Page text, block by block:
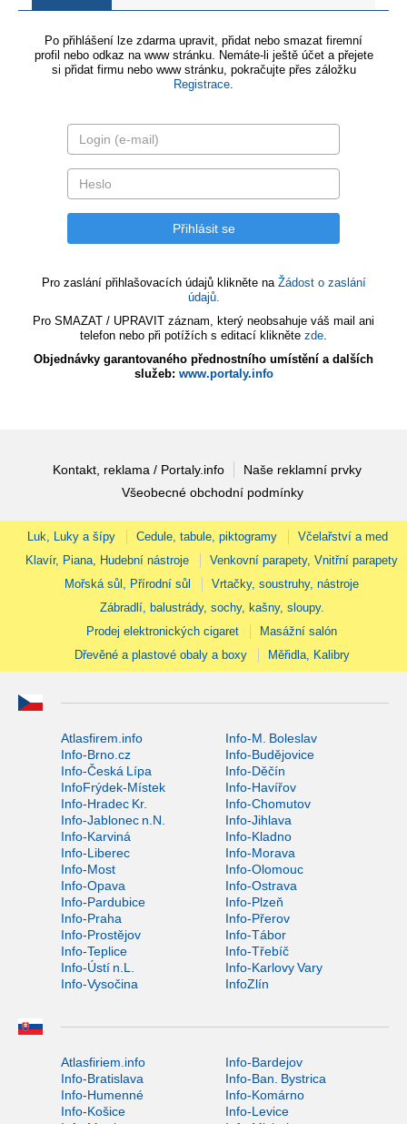
Po přihlášení lze zdarma upravit, přidat nebo smazat firemní
profil nebo odkaz na www stránku. Nemáte-li ještě účet a přejete
si přidat firmu nebo www stránku, pokračujte přes záložku
Registrace.
Pro zaslání přihlašovacích údajů klikněte na Žádost o zaslání
údajů.
Pro SMAZAT / UPRAVIT záznam, který neobsahuje váš mail ani
telefon nebo při potížích s editací klikněte zde.
Objednávky garantovaného přednostního umístění a dalších
služeb: www.portaly.info
Kontakt, reklama / Portaly.info
Naše reklamní prvky
Všeobecné obchodní podmínky
Luk, Luky a šípy Cedule, tabule, piktogramy
Včelařství a med
Klavír, Piana, Hudební nástroje
Venkovní parapety, Vnitřní parapety
Mořská sůl, Přírodní sůl
Vrtačky, soustruhy, nástroje
Zábradlí, balustrády, sochy, kašny, sloupy.
Prodej elektronických cigaret
Masážní salón
Dřevěné a plastové obaly a boxy
Měřidla, Kalibry
Atlasfirem.info
Info-M. Boleslav
Info-Brno.cz
Info-Budějovice
Info-Česká Lípa
Info-Děčín
InfoFrýdek-Místek
Info-Havířov
Info-Hradec Kr.
Info-Chomutov
Info-Jablonec n.N.
Info-Jihlava
Info-Karviná
Info-Kladno
Info-Liberec
Info-Morava
Info-Most
Info-Olomouc
Info-Opava
Info-Ostrava
Info-Pardubice
Info-Plzeň
Info-Praha
Info-Přerov
Info-Prostějov
Info-Tábor
Info-Teplice
Info-Třebíč
Info-Ústí n.L.
Info-Karlovy Vary
Info-Vysočina
InfoZlín
Atlasfiriem.info
Info-Bardejov
Info-Bratislava
Info-Ban. Bystrica
Info-Humenné
Info-Komárno
Info-Košice
Info-Levice